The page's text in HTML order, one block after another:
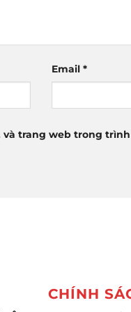
Email*
và trang web trong
CHÍNH